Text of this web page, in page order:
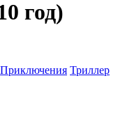
год)
Приключения Триллер